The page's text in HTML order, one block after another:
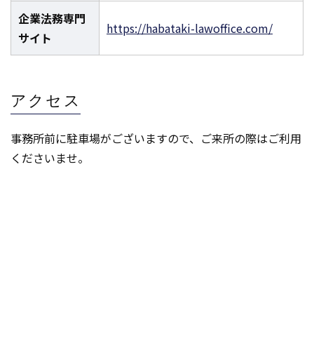
企業法務専門
サイト
https://habataki-lawoffice.com/
アクセス
事務所前に駐車場がございますので、ご来所の際はご利用
くださいませ。